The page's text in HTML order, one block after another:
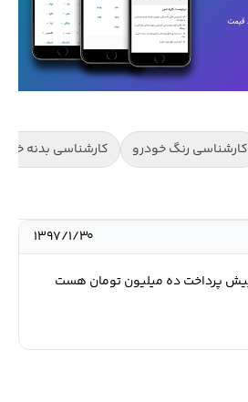
کارشناسی رنگ خودرو کارشناسی بدنه
۱۳۹۷/۱/۳۰